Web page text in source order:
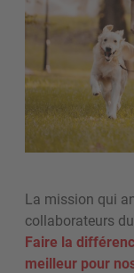
La mission qui
collaborateurs
Faire la
meilleur pour